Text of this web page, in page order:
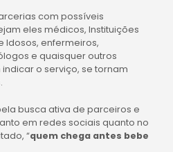
com possíveis
eles médicos, Instituições
Idosos, enfermeiros,
e quaisquer outros
o serviço, se tornam
.
busca ativa de parceiros e
em redes sociais quanto no
“quem chega antes bebe